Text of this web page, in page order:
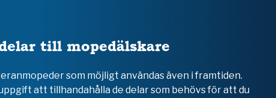
till mopedälskare
som möjligt användas även i framtiden.
att tillhandahålla de delar som behövs för att du